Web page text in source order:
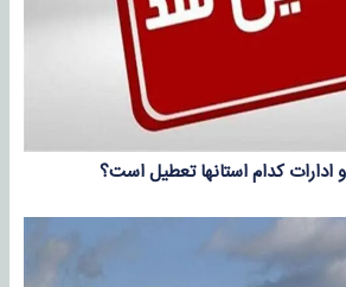
ادارات کدام استانها تعطیل است؟